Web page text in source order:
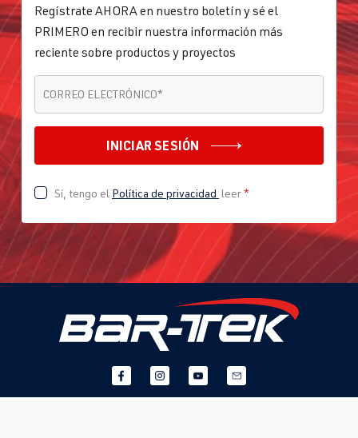
Regístrate AHORA en nuestro boletín y sé el
PRIMERO en recibir nuestra información más
reciente sobre productos y proyectos
CORREO ELECTRÓNICO*
INICIAR SESIÓN
Sí, tengo el Política de privacidad leer*